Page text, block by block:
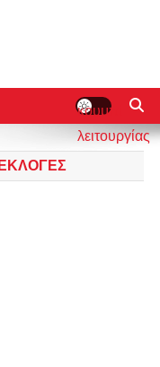
κουμπί
λειτουργίας